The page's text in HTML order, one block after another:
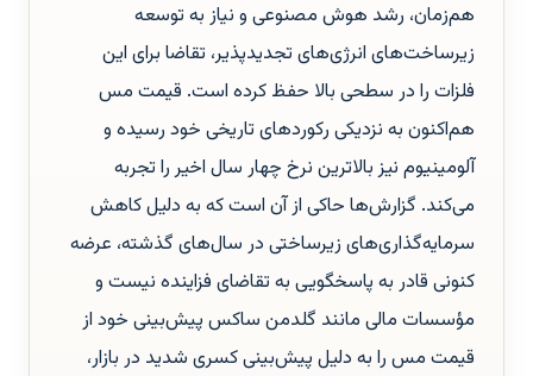
هم‌زمان، رشد هوش مصنوعی و نیاز به توسعه
زیرساخت‌های انرژی‌های تجدیدپذیر، تقاضا برای این
فلزات را در سطحی بالا حفظ کرده است. قیمت مس
هم‌اکنون به نزدیکی رکوردهای تاریخی خود رسیده و
آلومینیوم نیز بالاترین نرخ چهار سال اخیر را تجربه
می‌کند. گزارش‌ها حاکی از آن است که به دلیل کاهش
سرمایه‌گذاری‌های زیرساختی در سال‌های گذشته، عرضه
کنونی قادر به پاسخگویی به تقاضای فزاینده نیست و
مؤسسات مالی مانند گلدمن ساکس پیش‌بینی خود از
قیمت مس را به دلیل پیش‌بینی کسری شدید در بازار،